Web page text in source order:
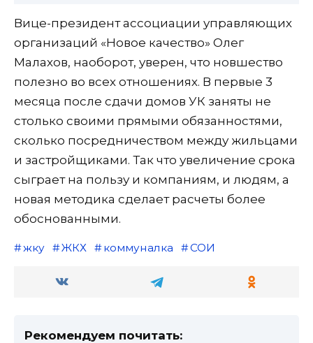
Вице-президент ассоциации управляющих
организаций «Новое качество» Олег
Малахов, наоборот, уверен, что новшество
полезно во всех отношениях. В первые 3
месяца после сдачи домов УК заняты не
столько своими прямыми обязанностями,
сколько посредничеством между жильцами
и застройщиками. Так что увеличение срока
сыграет на пользу и компаниям, и людям, а
новая методика сделает расчеты более
обоснованными.
жку ЖКХ коммуналка СОИ
Рекомендуем почитать: